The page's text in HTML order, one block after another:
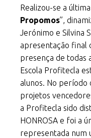
Realizou-se a
Propomos”,
Jerónimo e Silvina
apresentação final
presença de todas
Escola Profitecla
alunos. No período
projetos
a Profitecla sido
HONROSA e foi a
representada num